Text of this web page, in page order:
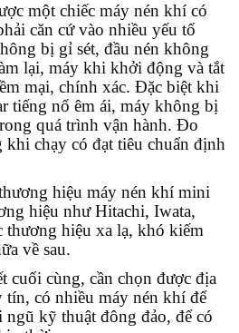
một chiếc máy nén khí có
căn cứ vào nhiều yếu tố
bị gỉ sét, đầu nén không
lại, máy khi khởi động và tắt
mại, chính xác. Đặc biệt khi
tiếng nổ êm ái, máy không bị
quá trình vận hành. Đo
khi chạy có đạt tiêu chuẩn định
hiệu máy nén khí mini
hiệu như Hitachi, Iwata,
thương hiệu xa lạ, khó kiếm
về sau.
cuối cùng, cần chọn được địa
tín, có nhiều máy nén khí để
ngũ kỹ thuật đông đảo, để có